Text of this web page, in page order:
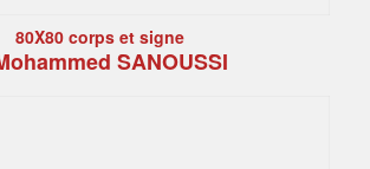
80X80 corps et signe
SANOUSSI